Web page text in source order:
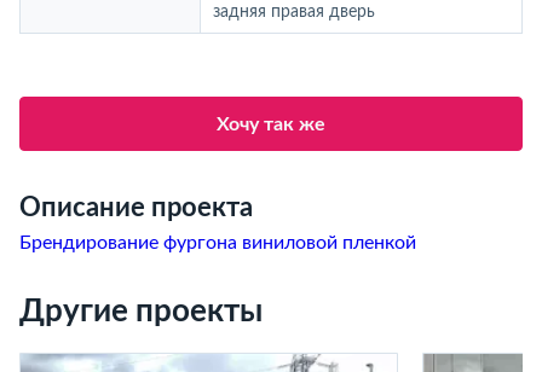
задняя правая дверь
Хочу так же
Описание проекта
Брендирование фургона виниловой пленкой
Другие проекты